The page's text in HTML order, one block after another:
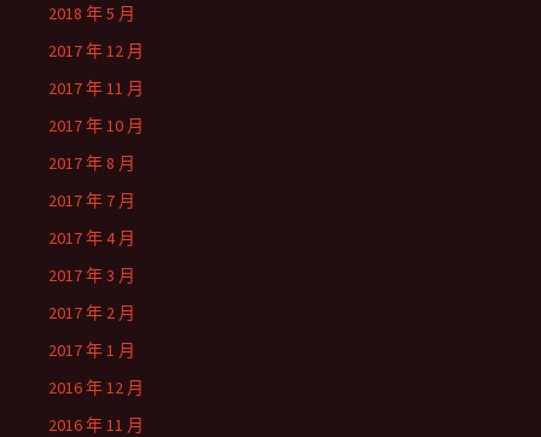
2018 年 5 月
2017 年 12 月
2017 年 11 月
2017 年 10 月
2017 年 8 月
2017 年 7 月
2017 年 4 月
2017 年 3 月
2017 年 2 月
2017 年 1 月
2016 年 12 月
2016 年 11 月